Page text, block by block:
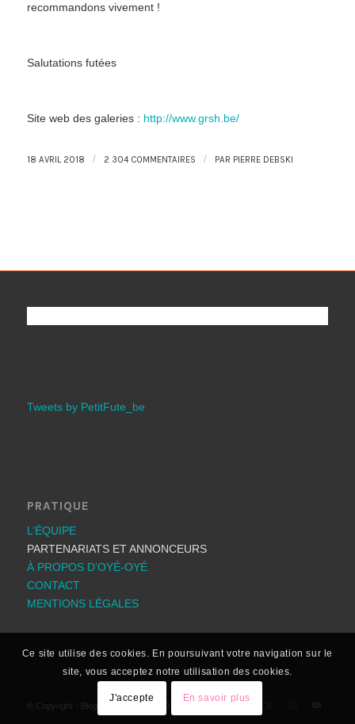
recommandons vivement !
Salutations futées
Site web des galeries : http://www.grsh.be/
18 AVRIL 2018 / 2 304 COMMENTAIRES / PAR PIERRE DEBSKI
Tweets by PetitFute_be
PRATIQUE
L’ÉQUIPE
PARTENARIATS ET ANNONCEURS
À PROPOS D’OYÉ-OYÉ
CONTACT
MENTIONS LÉGALES
© Copyright - Blog: Les bons plans OYÉ-OYÉ
Ce site utilise des cookies. En poursuivant votre navigation sur le
site, vous acceptez notre utilisation des cookies.
J'accepte En savoir plus